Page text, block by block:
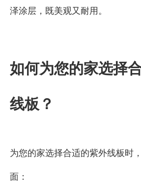
泽涂层，既美观又耐用。
如何为您的家选择
线板？
为您的家选择合适的紫外线板时
面：